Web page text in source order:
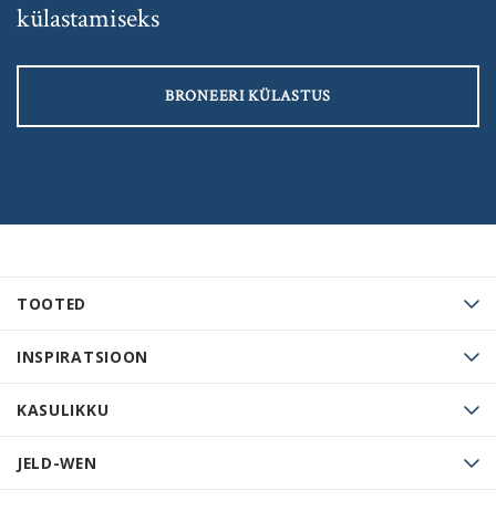
TOOTED
INSPIRATSIOON
KASULIKKU
JELD-WEN
külastamiseks
BRONEERI KÜLASTUS